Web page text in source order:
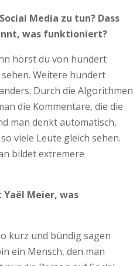
Media zu tun? Dass
was funktioniert?
hörst du von hundert
Weitere hundert
Durch die Algorithmen
die Kommentare, die die
man denkt automatisch,
viele Leute gleich sehen.
bildet extremere
Meier, was
kurz und bündig sagen
ein Mensch, den man